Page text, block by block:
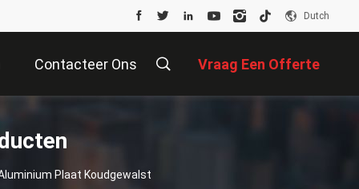
Dutch
Contacteer Ons Vraag Een Offerte
Plaat Koudgewalst